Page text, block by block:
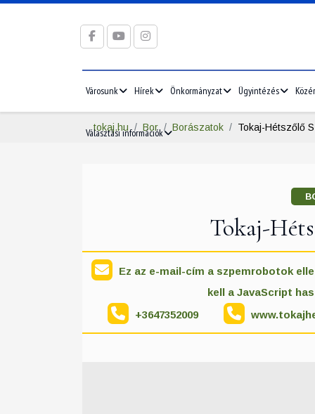
Városunk Hírek Önkormányzat Ügyintézés
Választási információk
tokaj.hu Bor Borászatok Tokaj-Hétszőlő
Tokaj-
Ez az e-mail-cím a szpemrobotok
kell a JavaScript
+3647352009